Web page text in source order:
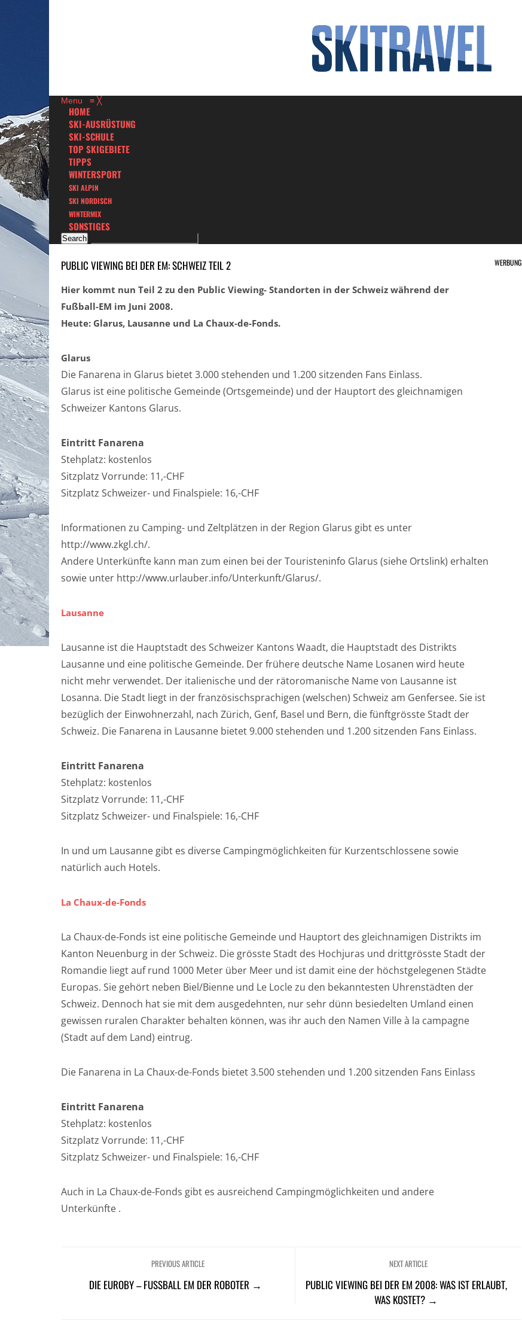
Menu ≡ ╳
HOME
SKI-AUSRÜSTUNG
SKI-SCHULE
TOP SKIGEBIETE
TIPPS
WINTERSPORT
SKI ALPIN
SKI NORDISCH
WINTERMIX
SONSTIGES
PUBLIC VIEWING BEI DER EM: SCHWEIZ TEIL 2 WERBUNG
Hier kommt nun Teil 2 zu den Public Viewing- Standorten in der Schweiz während der
Fußball-EM im Juni 2008.
Heute: Glarus, Lausanne und La Chaux-de-Fonds.
Glarus
Die Fanarena in Glarus bietet 3.000 stehenden und 1.200 sitzenden Fans Einlass.
Glarus ist eine politische Gemeinde (Ortsgemeinde) und der Hauptort des gleichnamigen
Schweizer Kantons Glarus.
Eintritt Fanarena
Stehplatz: kostenlos
Sitzplatz Vorrunde: 11,-CHF
Sitzplatz Schweizer- und Finalspiele: 16,-CHF
Informationen zu Camping- und Zeltplätzen in der Region Glarus gibt es unter
http://www.zkgl.ch/.
Andere Unterkünfte kann man zum einen bei der Touristeninfo Glarus (siehe Ortslink) erhalten
sowie unter http://www.urlauber.info/Unterkunft/Glarus/.
Lausanne
Lausanne ist die Hauptstadt des Schweizer Kantons Waadt, die Hauptstadt des Distrikts
Lausanne und eine politische Gemeinde. Der frühere deutsche Name Losanen wird heute
nicht mehr verwendet. Der italienische und der rätoromanische Name von Lausanne ist
Losanna. Die Stadt liegt in der französischsprachigen (welschen) Schweiz am Genfersee. Sie ist
bezüglich der Einwohnerzahl, nach Zürich, Genf, Basel und Bern, die fünftgrösste Stadt der
Schweiz. Die Fanarena in Lausanne bietet 9.000 stehenden und 1.200 sitzenden Fans Einlass.
Eintritt Fanarena
Stehplatz: kostenlos
Sitzplatz Vorrunde: 11,-CHF
Sitzplatz Schweizer- und Finalspiele: 16,-CHF
In und um Lausanne gibt es diverse Campingmöglichkeiten für Kurzentschlossene sowie
natürlich auch Hotels.
La Chaux-de-Fonds
La Chaux-de-Fonds ist eine politische Gemeinde und Hauptort des gleichnamigen Distrikts im
Kanton Neuenburg in der Schweiz. Die grösste Stadt des Hochjuras und drittgrösste Stadt der
Romandie liegt auf rund 1000 Meter über Meer und ist damit eine der höchstgelegenen Städte
Europas. Sie gehört neben Biel/Bienne und Le Locle zu den bekanntesten Uhrenstädten der
Schweiz. Dennoch hat sie mit dem ausgedehnten, nur sehr dünn besiedelten Umland einen
gewissen ruralen Charakter behalten können, was ihr auch den Namen Ville à la campagne
(Stadt auf dem Land) eintrug.
Die Fanarena in La Chaux-de-Fonds bietet 3.500 stehenden und 1.200 sitzenden Fans Einlass
Eintritt Fanarena
Stehplatz: kostenlos
Sitzplatz Vorrunde: 11,-CHF
Sitzplatz Schweizer- und Finalspiele: 16,-CHF
Auch in La Chaux-de-Fonds gibt es ausreichend Campingmöglichkeiten und andere
Unterkünfte .
PREVIOUS ARTICLE
DIE EUROBY – FUSSBALL EM DER ROBOTER →
NEXT ARTICLE
PUBLIC VIEWING BEI DER EM 2008: WAS IST ERLAUBT,
WAS KOSTET? →